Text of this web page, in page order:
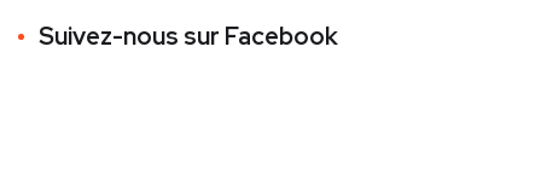
Suivez-nous sur Facebook